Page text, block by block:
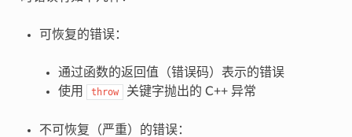
可恢复的错误：
通过函数的返回值（错误码）表示的错误
使用
throw 关键字抛出的 C++ 异常
不可恢复（严重）的错误：